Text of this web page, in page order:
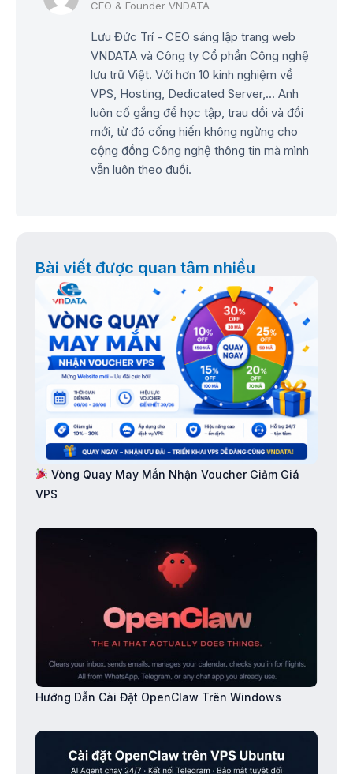
Lưu Đức Trí - CEO sáng lập trang web
VNDATA và Công ty Cổ phần Công nghệ
lưu trữ Việt. Với hơn 10 kinh nghiệm về
VPS, Hosting, Dedicated Server,... Anh
luôn cố gắng để học tập, trau dồi và đổi
mới, từ đó cống hiến không ngừng cho
cộng đồng Công nghệ thông tin mà mình
vẫn luôn theo đuổi.
Bài viết được quan tâm nhiều
Vòng Quay May Mắn Nhận Voucher Giảm Giá
VPS
Hướng Dẫn Cài Đặt OpenClaw Trên Windows